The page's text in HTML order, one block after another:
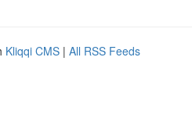
Kliqqi CMS | All RSS Feeds